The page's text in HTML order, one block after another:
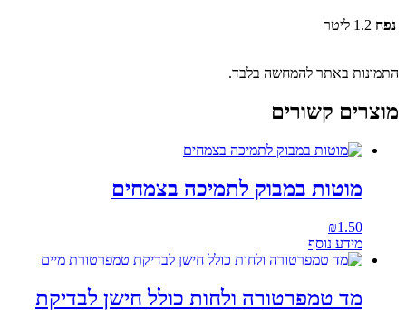
נפח 1.2 ליטר
התמונות באתר להמחשה בלבד.
מוצרים קשורים
מוטות במבוק לתמיכה בצמחים
₪1.50
מידע נוסף
מד טמפרטורה ולחות כולל חישן לבדיקת